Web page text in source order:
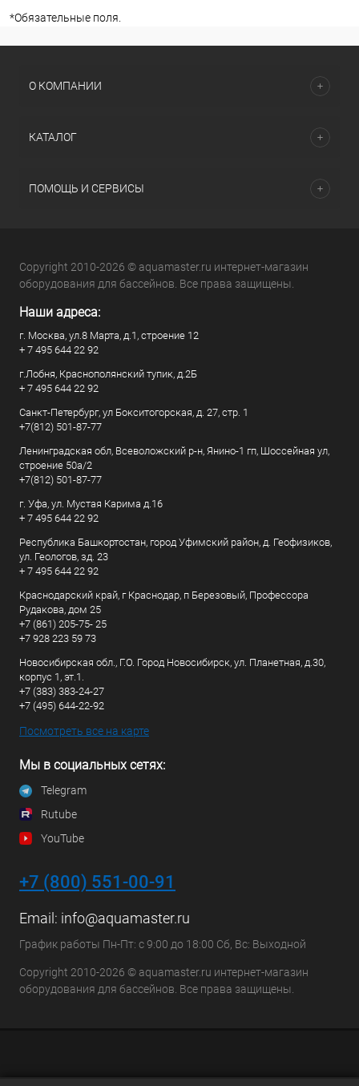
*Обязательные поля.
О КОМПАНИИ
КАТАЛОГ
ПОМОЩЬ И СЕРВИСЫ
Copyright 2010-2026 © aquamaster.ru интернет-магазин
оборудования для бассейнов. Все права защищены.
Наши адреса:
г. Москва, ул.8 Марта, д.1, строение 12
+ 7 495 644 22 92
г.Лобня, Краснополянский тупик, д.2Б
+ 7 495 644 22 92
Санкт-Петербург, ул Бокситогорская, д. 27, стр. 1
+7(812) 501-87-77
Ленинградская обл, Всеволожский р-н, Янино-1 гп, Шоссейная ул,
строение 50а/2
+7(812) 501-87-77
г. Уфа, ул. Мустая Карима д.16
+ 7 495 644 22 92
Республика Башкортостан, город Уфимский район, д. Геофизиков,
ул. Геологов, зд. 23
+ 7 495 644 22 92
Краснодарский край, г Краснодар, п Березовый, Профессора
Рудакова, дом 25
+7 (861) 205-75- 25
+7 928 223 59 73
Новосибирская обл., Г.О. Город Новосибирск, ул. Планетная, д.30,
корпус 1, эт.1.
+7 (383) 383-24-27
+7 (495) 644-22-92
Посмотреть все на карте
Мы в социальных сетях:
Telegram
Rutube
YouTube
+7 (800) 551-00-91
Email: info@aquamaster.ru
График работы Пн-Пт: с 9:00 до 18:00 Сб, Вс: Выходной
Copyright 2010-2026 © aquamaster.ru интернет-магазин
оборудования для бассейнов. Все права защищены.